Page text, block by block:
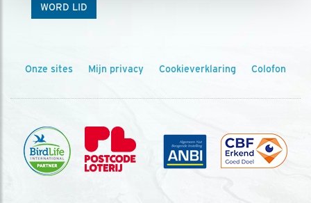
WORD LID
Onze sites Mijn privacy Cookieverklaring Colofon